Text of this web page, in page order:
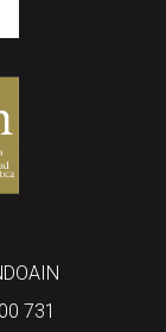
731